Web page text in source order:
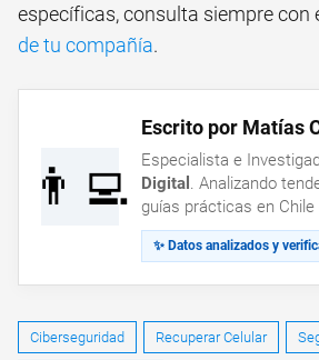
específicas, consulta siempre con
de tu compañía.
👨‍💻
Escrito por Matías
Especialista e
Digital . Analizando
guías prácticas en Chile
✨ Datos analizados y
Ciberseguridad Recuperar Celular